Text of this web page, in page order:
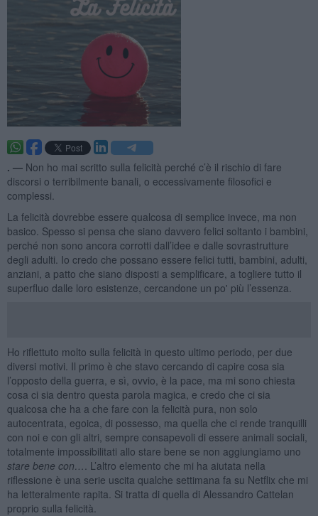
. — Non ho mai scritto sulla felicità perché c’è il rischio di fare
discorsi o terribilmente banali, o eccessivamente filosofici e
complessi.
La felicità dovrebbe essere qualcosa di semplice invece, ma non
basico. Spesso si pensa che siano davvero felici soltanto i bambini,
perché non sono ancora corrotti dall’idee e dalle sovrastrutture
degli adulti. Io credo che possano essere felici tutti, bambini, adulti,
anziani, a patto che siano disposti a semplificare, a togliere tutto il
superfluo dalle loro esistenze, cercandone un po' più l’essenza.
Ho riflettuto molto sulla felicità in questo ultimo periodo, per due
diversi motivi. Il primo è che stavo cercando di capire cosa sia
l’opposto della guerra, e sì, ovvio, è la pace, ma mi sono chiesta
cosa ci sia dentro questa parola magica, e credo che ci sia
qualcosa che ha a che fare con la felicità pura, non solo
autocentrata, egoica, di possesso, ma quella che ci rende tranquilli
con noi e con gli altri, sempre consapevoli di essere animali sociali,
totalmente impossibilitati allo stare bene se non aggiungiamo uno
stare bene con…
. L’altro elemento che mi ha aiutata nella
riflessione è una serie uscita qualche settimana fa su Netflix che mi
ha letteralmente rapita. Si tratta di quella di Alessandro Cattelan
proprio sulla felicità.